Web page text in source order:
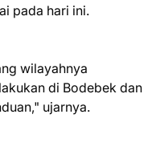
pada hari ini.
wilayahnya
di Bodebek dan
ujarnya.